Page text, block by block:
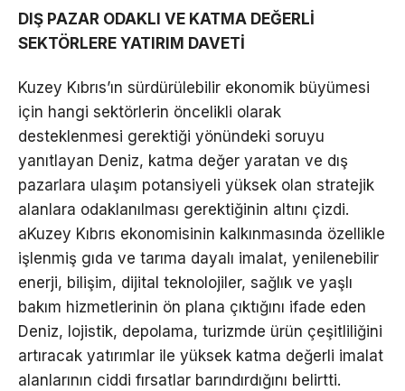
DIŞ PAZAR ODAKLI VE KATMA DEĞERLİ
SEKTÖRLERE YATIRIM DAVETİ
Kuzey Kıbrıs’ın sürdürülebilir ekonomik büyümesi
için hangi sektörlerin öncelikli olarak
desteklenmesi gerektiği yönündeki soruyu
yanıtlayan Deniz, katma değer yaratan ve dış
pazarlara ulaşım potansiyeli yüksek olan stratejik
alanlara odaklanılması gerektiğinin altını çizdi.
aKuzey Kıbrıs ekonomisinin kalkınmasında özellikle
işlenmiş gıda ve tarıma dayalı imalat, yenilenebilir
enerji, bilişim, dijital teknolojiler, sağlık ve yaşlı
bakım hizmetlerinin ön plana çıktığını ifade eden
Deniz, lojistik, depolama, turizmde ürün çeşitliliğini
artıracak yatırımlar ile yüksek katma değerli imalat
alanlarının ciddi fırsatlar barındırdığını belirtti.